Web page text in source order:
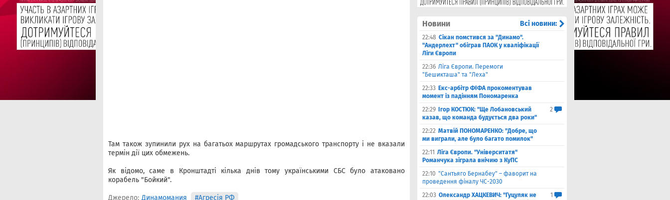
Там також зупинили рух на багатьох маршрутах громадського транспорту і не вказали
термін дії цих обмежень.
Як відомо, саме в Кронштадті кілька днів тому українськими СБС було атаковано
корабель "Бойкий".
Джерело: Динамомания #Агресія РФ
Новини Всі новини:
22:48 Сікан помстився за "Динамо".
"Андерлехт" обіграв ПАОК у кваліфікації
Ліги Європи
22:36 Ліга Європи. Перемоги
"Бешикташа" та "Леха"
22:33 Екс-арбітр ФІФА прокоментував
момент із падінням Пономаренка
22:29
Ігор КОСТЮК: "Ще Лобановський
казав, що команда будується два роки"
2
22:22 Матвій ПОНОМАРЕНКО: "Добре, що
ми виграли, але було багато помилок"
22:11 Ліга Європи. "Університатя"
Романчука зіграла внічию з КуПС
22:10 "Сантьяго Бернабеу" – фаворит на
проведення фіналу ЧС-2030
22:03 Олександр ХАЦКЕВИЧ: "Гуцуляк не
1